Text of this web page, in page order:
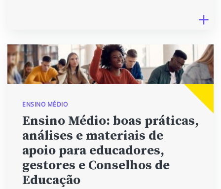
ENSINO MÉDIO
Ensino Médio: boas práticas,
análises e materiais de
apoio para educadores,
gestores e Conselhos de
Educação